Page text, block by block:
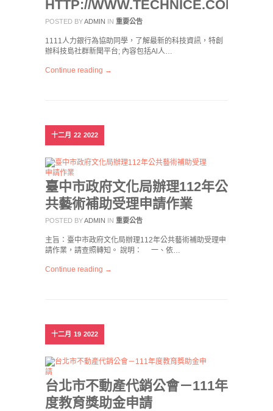
HTTP://WWW.TECHNICE.COM.TW
POSTED BYADMIN IN 重要公告
1111人力銀行為協助同學，了解最新的科技資訊，特創
辦科技島社群新聞平台; 內容包括Al人…
Continue reading →
十二月 22 2022
臺中市政府文化局辦理112年公
共藝術補助受理申請作業
POSTED BYADMIN IN 重要公告
主旨：臺中市政府文化局辦理112年公共藝術補助受理申
請作業，請查照轉知。 說明： 一、依…
Continue reading →
十二月 19 2022
台北市不動產代銷公會－111年
度教育獎助金申請